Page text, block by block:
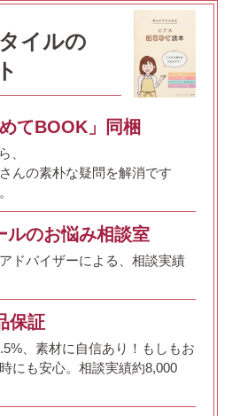
イルの
めてBOOK」同梱
、
んの素朴な疑問を解消です
ルのお悩み相談室
ドバイザーによる、相談実績
保証
、素材に自信あり！ もしもお
にも安心。相談実績約8,000